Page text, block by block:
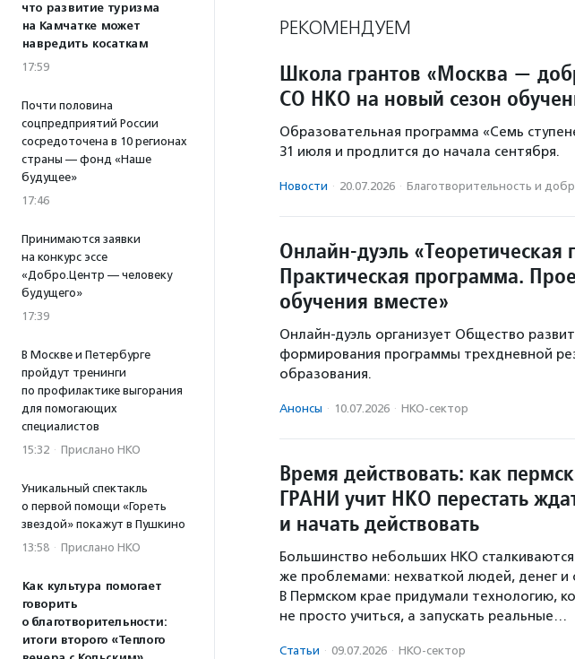
что развитие туризма
на Камчатке может
навредить косаткам
17:59
Почти половина
соцпредприятий России
сосредоточена в 10 регионах
страны — фонд «Наше
будущее»
17:46
Принимаются заявки
на конкурс эссе
«Добро.Центр — человеку
будущего»
17:39
В Москве и Петербурге
пройдут тренинги
по профилактике выгорания
для помогающих
специалистов
15:32 · Прислано НКО
Уникальный спектакль
о первой помощи «Гореть
звездой» покажут в Пушкино
13:58 · Прислано НКО
Как культура помогает
говорить
о благотворительности:
итоги второго «Теплого
РЕКОМЕНДУЕМ
Школа грантов «Москва —
СО НКО на новый сезон
Образовательная программа «Семь
31 июля и продлится до начала сентября.
Новости · 20.07.2026 · Благотвори­тель­ность и
Онлайн-дуэль «Теоретическая
Практическая программа.
обучения вместе»
Онлайн-дуэль организует Общество
формирования программы трехдневной
образования.
Анонсы · 10.07.2026 · НКО-сектор
Время действовать: как
ГРАНИ учит НКО перестать
и начать действовать
Большинство небольших НКО
же проблемами: нехваткой людей, денег и
В Пермском крае придумали технологию,
не просто учиться, а запускать реальные…
Статьи · 09.07.2026 · НКО-сектор